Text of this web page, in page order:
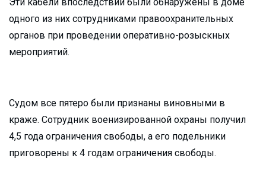
одного из них сотрудниками правоохранительных
органов при проведении оперативно-розыскных
мероприятий.
Судом все пятеро были признаны виновными в
краже. Сотрудник военизированной охраны получил
4,5 года ограничения свободы, а его подельники
приговорены к 4 годам ограничения свободы.